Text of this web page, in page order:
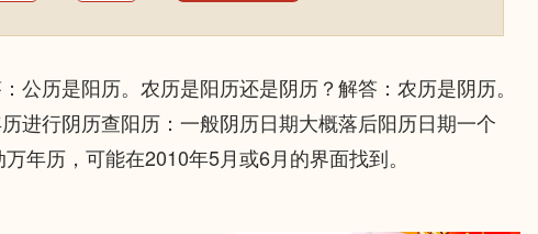
历是阳历。农历是阳历还是阴历？解答：农历是阴历。
行阴历查阳历：一般阴历日期大概落后阳历日期一个
年历，可能在2010年5月或6月的界面找到。